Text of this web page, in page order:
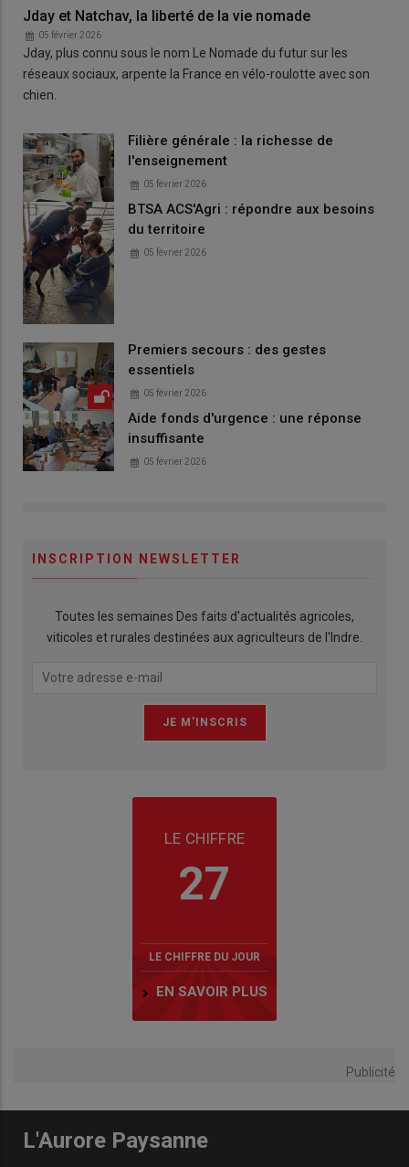
Jday et Natchav, la liberté de la vie nomade
05 février 2026
Jday, plus connu sous le nom Le Nomade du futur sur les
réseaux sociaux, arpente la France en vélo-roulotte avec son
chien.
Filière générale : la richesse de
l'enseignement
05 février 2026
BTSA ACS'Agri : répondre aux besoins
du territoire
05 février 2026
Premiers secours : des gestes
essentiels
05 février 2026
Aide fonds d'urgence : une réponse
insuffisante
05 février 2026
INSCRIPTION NEWSLETTER
Toutes les semaines Des faits d'actualités agricoles,
viticoles et rurales destinées aux agriculteurs de l'Indre.
LE CHIFFRE
27
LE CHIFFRE DU JOUR
EN SAVOIR PLUS
Publicité
L'Aurore Paysanne